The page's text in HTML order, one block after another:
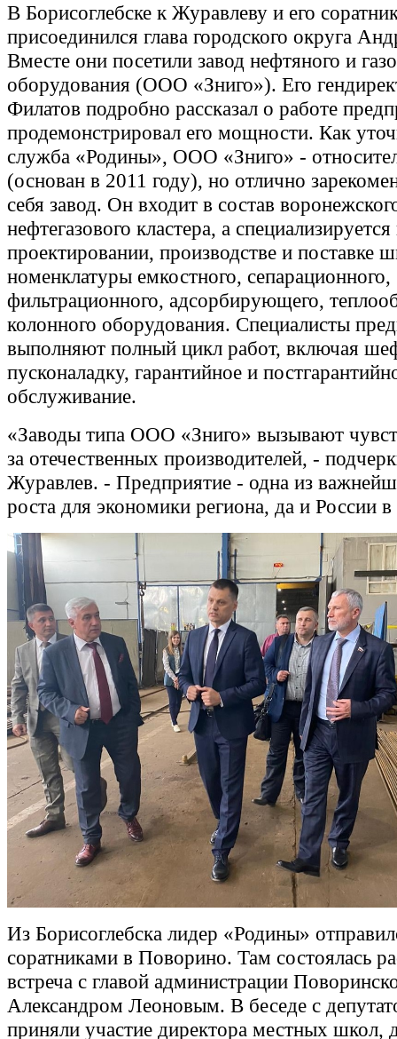
В Борисоглебске к Журавлеву и его
присоединился глава городского округа
Вместе они посетили завод нефтяного и
оборудования (ООО «Зниго»). Его
Филатов подробно рассказал о работе
продемонстрировал его мощности. Как
служба «Родины», ООО «Зниго» -
(основан в 2011 году), но отлично
себя завод. Он входит в состав
нефтегазового кластера, а специализируется
проектировании, производстве и поставке
номенклатуры емкостного, сепарационного,
фильтрационного, адсорбирующего,
колонного оборудования. Специалисты
выполняют полный цикл работ, включая
пусконаладку, гарантийное и
обслуживание.
«Заводы типа ООО «Зниго» вызывают
за отечественных производителей, -
Журавлев. - Предприятие - одна из
роста для экономики региона, да и России
Из Борисоглебска лидер «Родины»
соратниками в Поворино. Там состоялась
встреча с главой администрации
Александром Леоновым. В беседе с
приняли участие директора местных школ,